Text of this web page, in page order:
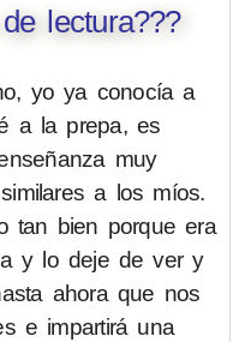
lectura???
yo ya conocía a
a la prepa, es
muy
a los míos.
tan bien porque era
y lo deje de ver y
ahora que nos
e impartirá una